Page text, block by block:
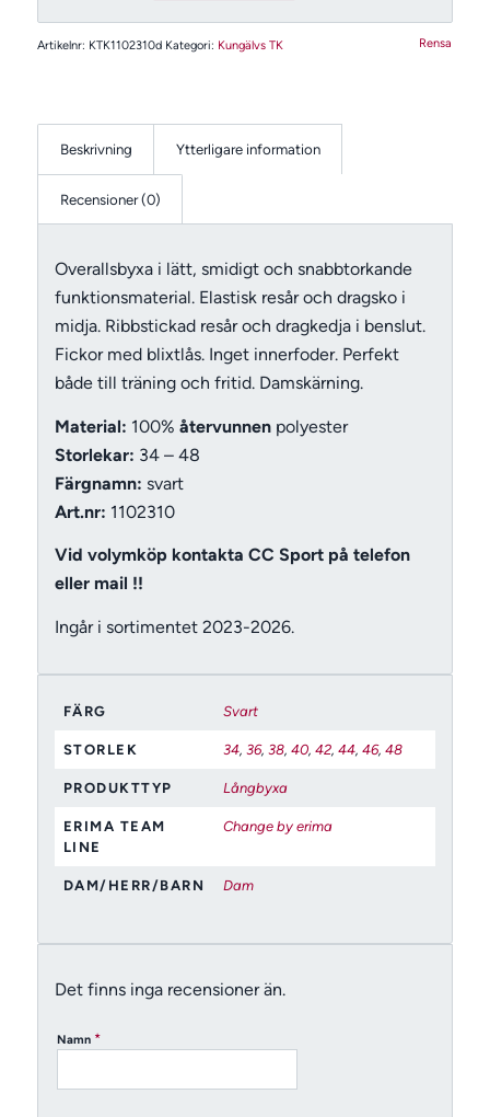
Rensa
Artikelnr: KTK1102310d Kategori: Kungälvs TK
Beskrivning Ytterligare information
Recensioner (0)
Overallsbyxa i lätt, smidigt och snabbtorkande
funktionsmaterial. Elastisk resår och dragsko i
midja. Ribbstickad resår och dragkedja i benslut.
Fickor med blixtlås. Inget innerfoder. Perfekt
både till träning och fritid. Damskärning.
Material: 100% återvunnenpolyester
Storlekar: 34 – 48
Färgnamn: svart
Art.nr: 1102310
Vid volymköp kontakta CC Sport på telefon
eller mail !!
Ingår i sortimentet 2023-2026.
FÄRG Svart
STORLEK 34, 36, 38, 40, 42, 44, 46, 48
PRODUKTTYP Långbyxa
ERIMA TEAM
LINE
Change by erima
DAM/HERR/BARN Dam
Det finns inga recensioner än.
Namn *